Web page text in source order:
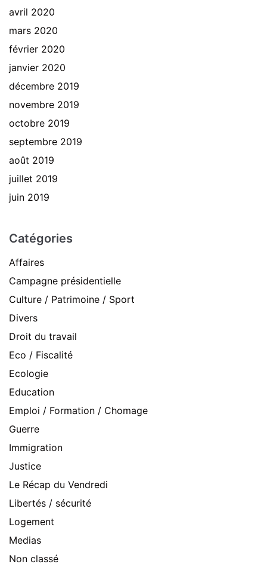
avril 2020
mars 2020
février 2020
janvier 2020
décembre 2019
novembre 2019
octobre 2019
septembre 2019
août 2019
juillet 2019
juin 2019
Catégories
Affaires
Campagne présidentielle
Culture / Patrimoine / Sport
Divers
Droit du travail
Eco / Fiscalité
Ecologie
Education
Emploi / Formation / Chomage
Guerre
Immigration
Justice
Le Récap du Vendredi
Libertés / sécurité
Logement
Medias
Non classé